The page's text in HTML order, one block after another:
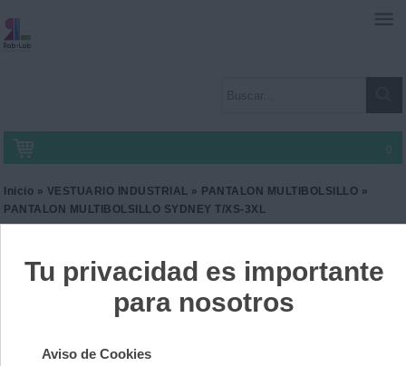
0
Inicio » VESTUARIO INDUSTRIAL » PANTALON MULTIBOLSILLO »
PANTALON MULTIBOLSILLO SYDNEY T/XS-3XL
PANTALON
MULTIBOLSILLO SYDNEY
T/XS-3XL